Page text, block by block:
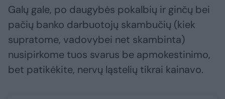
Galų gale, po daugybės pokalbių ir ginčų bei
pačių banko darbuotojų skambučių (kiek
supratome, vadovybei net skambinta)
nusipirkome tuos svarus be apmokestinimo,
bet patikėkite, nervų ląstelių tikrai kainavo.